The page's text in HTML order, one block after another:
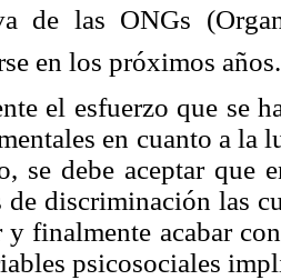
de las ONGs
en los próximos
el esfuerzo que se
en cuanto a la
se debe aceptar que
de discriminación las
y finalmente acabar
psicosociales